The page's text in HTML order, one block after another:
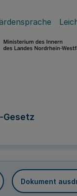
Dokument